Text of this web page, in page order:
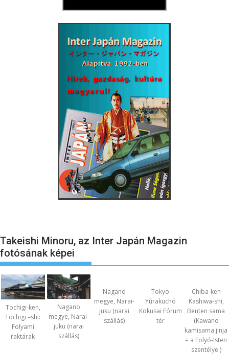
Takeishi Minoru, az Inter Japán Magazin
fotósának képei
Tochigi-ken,
Tochigi –shi:
Folyami
raktárak
Nagano
megye, Narai-
juku (narai
szállás)
Nagano
megye, Narai-
juku (narai
szállás)
Tokyo
Yúrakuchó
Kokusai Fórum
tér
Chiba-ken
Kashiwa-shi,
Benten sama
(Kawano
kamisama jinja
= a Folyó-Isten
szentélye.)